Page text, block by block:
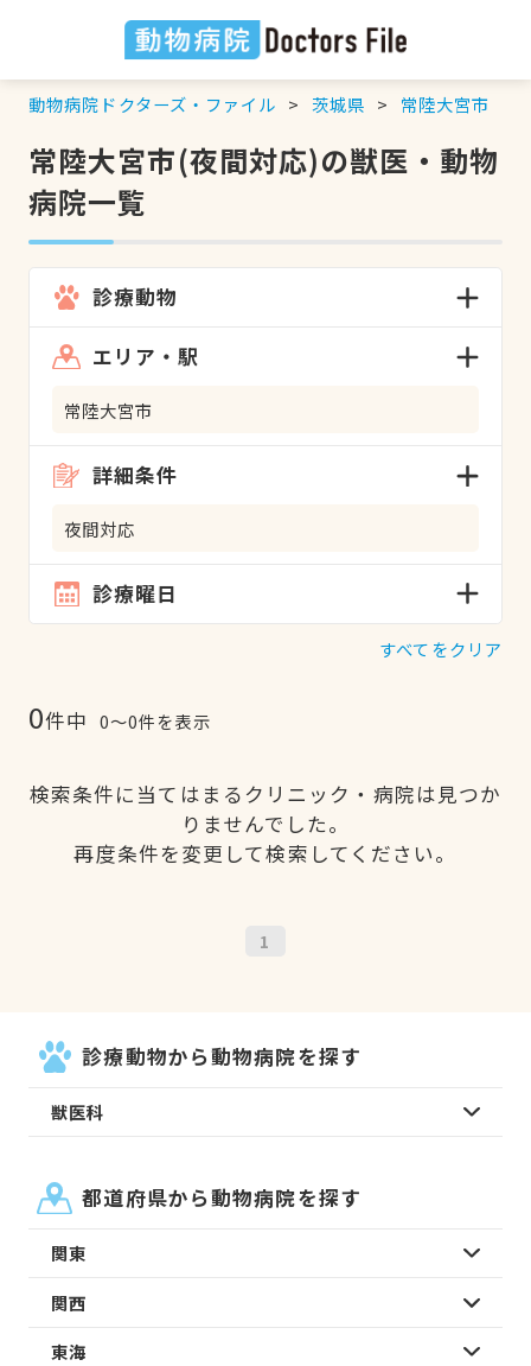
動物病院ドクターズ・ファイル 茨城県 常陸大宮市
常陸大宮市(夜間対応)の獣医・動物
病院一覧
診療動物
エリア・駅
常陸大宮市
詳細条件
夜間対応
診療曜日
すべてをクリア
0件中 0〜0件を表示
検索条件に当てはまるクリニック・病院は見つか
りませんでした。
再度条件を変更して検索してください。
1
診療動物から動物病院を探す
獣医科
都道府県から動物病院を探す
関東
関西
東海